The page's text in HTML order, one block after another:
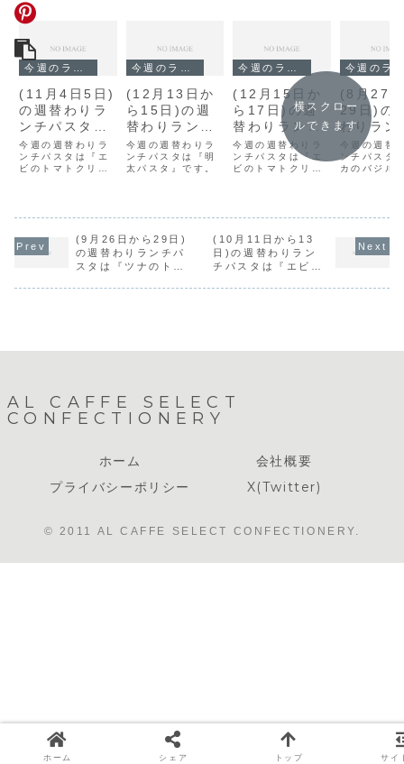
(11月4日5日)
の週替わりラ
ンチパスタは
『エビのトマ
トクリーム』
です。
今週の週替わりラ
ンチパスタは『エ
ビのトマトクリー
(12月13日か
ら15日)の週
替わりランチ
パスタは『明
太パスタ』で
す。
今週の週替わりラ
ンチパスタは『明
太パスタ』です。
(12月15日か
ら17日)の週
替わりランチ
パスタは『エ
ビのトマトク
リーム』で
今週の週替わりラ
ンチパスタは『エ
ビのトマトクリー
(8月27
29日)の
わりラン
スタは『
のバジル
ス』です
今週の週替
ンチパスタ
カのバジル
横スクロー
ルできます
(9月26日から29日)
の週替わりランチパ
スタは『ツナのトマ
(10月11日から13
日)の週替わりラン
チパスタは『エビの
AL CAFFE SELECT
CONFECTIONERY
ホーム
会社概要
プライバシーポリシー
X(Twitter)
© 2011 AL CAFFE SELECT CONFECTIONERY.
ホーム シェア トップ サイ